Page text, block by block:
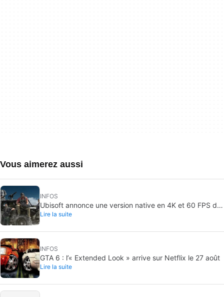
Vous aimerez aussi
INFOS
Ubisoft annonce une version native en 4K et 60 FPS de
Ghost Recon Wildlands avec un lancement imminent
Lire la suite
INFOS
GTA 6 : l’« Extended Look » arrive sur Netflix le 27 août
Lire la suite